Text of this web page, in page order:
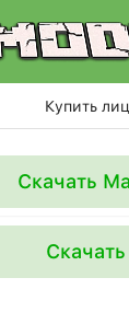
Купить
Скачать